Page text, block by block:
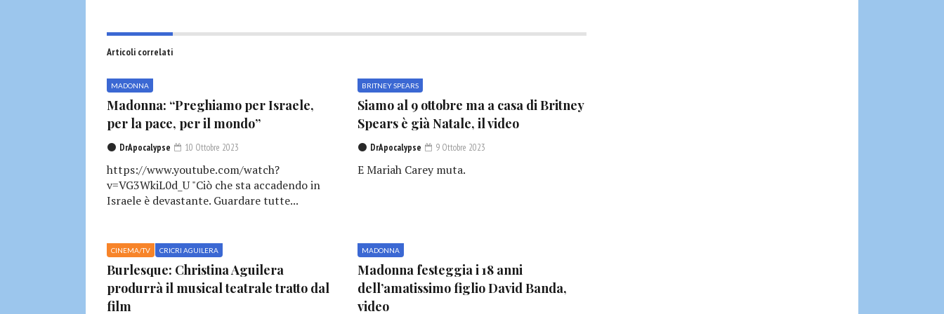
Articoli correlati
MADONNA
Madonna: “Preghiamo per Israele,
per la pace, per il mondo”
DrApocalypse 10 Ottobre 2023
https://www.youtube.com/watch?
v=VG3WkiL0d_U "Ciò che sta accadendo in
Israele è devastante. Guardare tutte...
BRITNEY SPEARS
Siamo al 9 ottobre ma a casa di Britney
Spears è già Natale, il video
DrApocalypse 9 Ottobre 2023
E Mariah Carey muta.
CINEMA/TV CRICRI AGUILERA
Burlesque: Christina Aguilera
produrrà il musical teatrale tratto dal
film
MADONNA
Madonna festeggia i 18 anni
dell’amatissimo figlio David Banda,
video